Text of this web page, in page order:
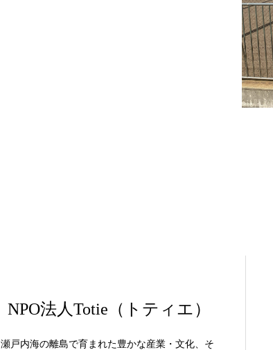
NPO法人Totie（トティエ）
瀬戸内海の離島で育まれた豊かな産業・文化、そ